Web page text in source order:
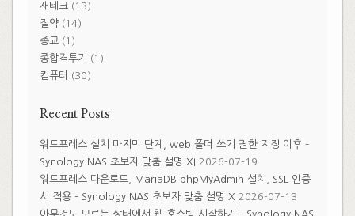
재테크(13)
절약(14)
종교(1)
종합격투기
(1)
컴퓨터
(30)
Recent Posts
워드프레스 설치 마지막 단계, web 폴더 쓰기 권한 지정 이후 –
Synology NAS 초보자 맞춤 설명 XI 2026-07-19
워드프레스 다운로드, MariaDB phpMyAdmin 설치, SSL 인증
서 적용 – Synology NAS 초보자 맞춤 설명 X 2026-07-13